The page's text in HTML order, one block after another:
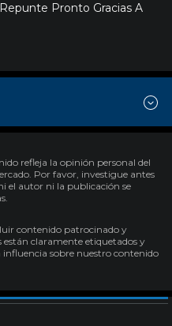
Pronto Gracias A
refleja la opinión personal del
Por favor, investigue antes
el autor ni la publicación se
contenido patrocinado y
están claramente etiquetados y
sobre nuestro contenido